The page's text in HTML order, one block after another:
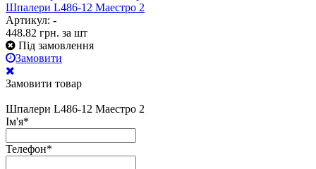
Шпалери L486-12 Маестро 2
Артикул: -
448.82 грн. за шт
Під замовлення
Замовити
Замовити товар
Шпалери L486-12 Маестро 2
Ім'я*
Телефон*